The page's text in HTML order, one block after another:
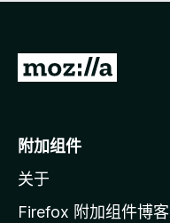
无
转
o
i
l
附加组件
关于
Firefox 附加组件博客